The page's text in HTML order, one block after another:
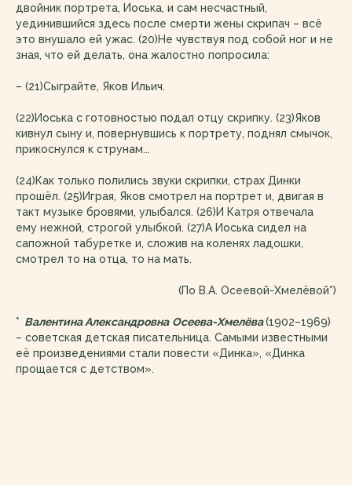
двойник портрета, Иоська, и сам несчастный,
уединившийся здесь после смерти жены скрипач – всё
это внушало ей ужас. (20)Не чувствуя под собой ног и не
зная, что ей делать, она жалостно попросила:
– (21)Сыграйте, Яков Ильич.
(22)Иоська с готовностью подал отцу скрипку. (23)Яков
кивнул сыну и, повернувшись к портрету, поднял смычок,
прикоснулся к струнам...
(24)Как только полились звуки скрипки, страх Динки
прошёл. (25)Играя, Яков смотрел на портрет и, двигая в
такт музыке бровями, улыбался. (26)И Катря отвечала
ему нежной, строгой улыбкой. (27)А Иоська сидел на
сапожной табуретке и, сложив на коленях ладошки,
смотрел то на отца, то на мать.
(По В.А. Осеевой-Хмелёвой*)
* Валентина Александровна Осеева-Хмелёва(1902–1969)
– советская детская писательница. Самыми известными
её произведениями стали повести «Динка», «Динка
прощается с детством».